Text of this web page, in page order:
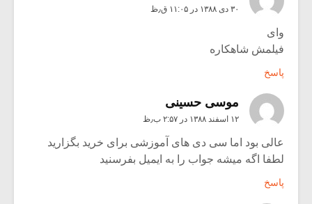
۳۰ دی ۱۳۸۸ در ۱۱:۰۵ ق٫ظ
وای
فیلمش شاهکاره
پاسخ
موسی حسینی
۱۲ اسفند ۱۳۸۸ در ۲:۵۷ ب٫ظ
عالی بود اما سی دی های آموزشی برای خرید بگزارید
لطفا اگه میشه جواب را به ایمیل بفرسنید
پاسخ